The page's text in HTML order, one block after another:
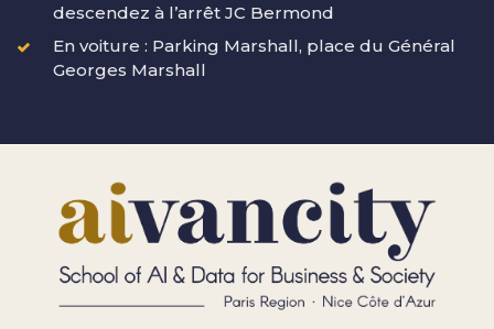
descendez à l’arrêt JC Bermond
En voiture : Parking Marshall, place du Général
Georges Marshall